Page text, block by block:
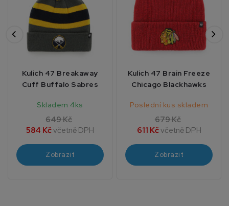
Kulich 47 Breakaway
Cuff Buffalo Sabres
Skladem 4ks
649 Kč
584 Kčvčetně DPH
Zobrazit
Kulich 47 Brain Freeze
Chicago Blackhawks
Poslední kus skladem
679 Kč
611 Kčvčetně DPH
Zobrazit